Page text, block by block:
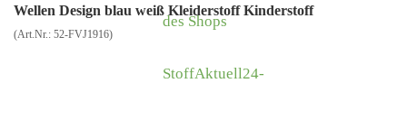
Wellen Design blau weiß Kleiderstoff Kinderstoff
(Art.Nr.: 52-FVJ1916)